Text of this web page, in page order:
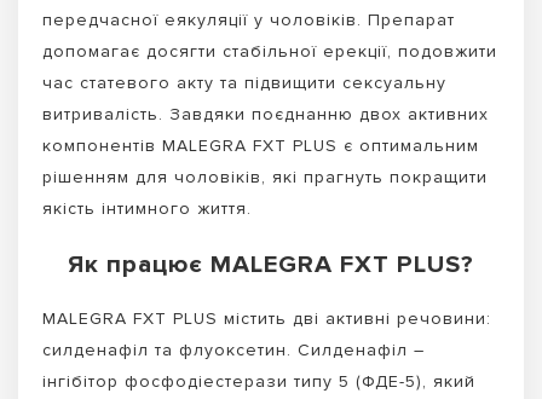
передчасної еякуляції у чоловіків. Препарат
допомагає досягти стабільної ерекції, подовжити
час статевого акту та підвищити сексуальну
витривалість. Завдяки поєднанню двох активних
компонентів MALEGRA FXT PLUS є оптимальним
рішенням для чоловіків, які прагнуть покращити
якість інтимного життя.
Як працює MALEGRA FXT PLUS?
MALEGRA FXT PLUS містить дві активні речовини:
силденафіл та флуоксетин. Силденафіл –
інгібітор фосфодіестерази типу 5 (ФДЕ-5), який